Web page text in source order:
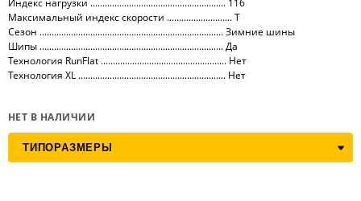
Максимальный индекс скорости ........................... T
Сезон ............................................................................ Зимние шины
Шипы ............................................................................ Да
Технология RunFlat .................................................... Нет
Технология XL ............................................................. Нет
НЕТ В НАЛИЧИИ